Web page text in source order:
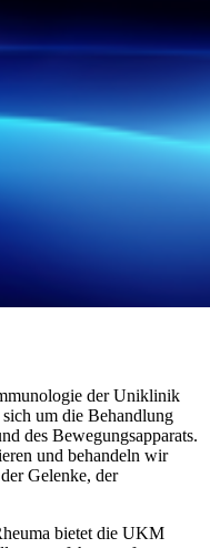
der Uniklinik
um die Behandlung
des Bewegungsapparats.
und behandeln wir
Gelenke, der
bietet die UKM